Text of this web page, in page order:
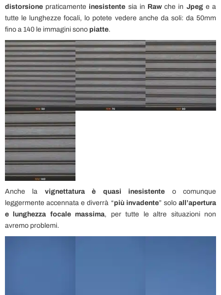
distorsione praticamente inesistente sia in Raw che in Jpege a
tutte le lunghezze focali, lo potete vedere anche da soli: da 50mm
fino a 140 le immagini sono piatte.
Anche la vignettatura è quasi inesistente o comunque
leggermente accennata e diverrà “più invadente” soloall’apertura
e lunghezza focale massima, per tutte le altre situazioni non
avremo problemi.